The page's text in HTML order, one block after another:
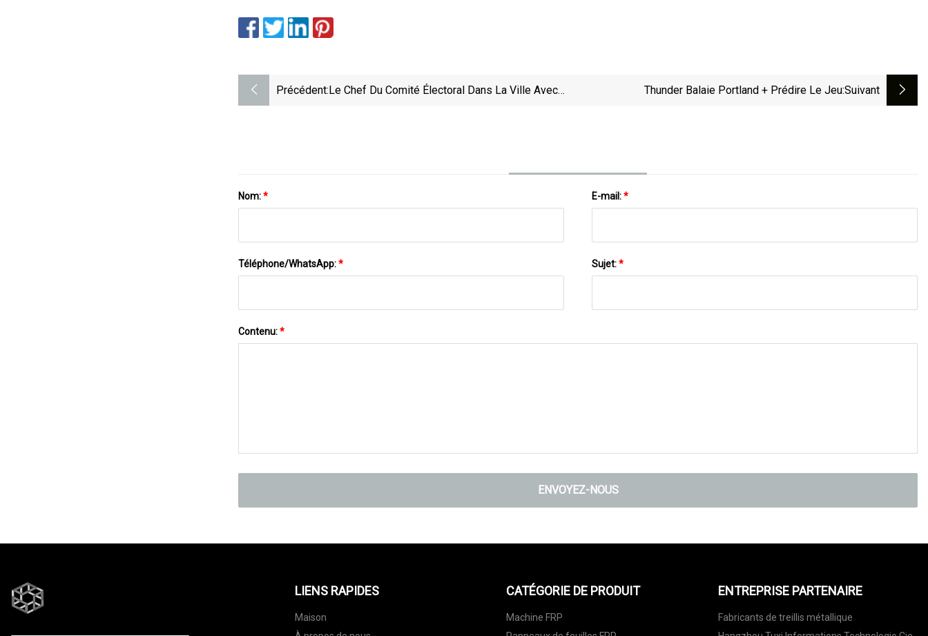
Précédent:Le Chef Du Comité Électoral Dans La Ville Avec
Thunder Balaie Portland + Prédire Le Jeu:suivant
Nom:* E-mail:*
Téléphone/WhatsApp:* Sujet:*
Contenu:*
ENVOYEZ-NOUS
LIENS RAPIDES
Maison
CATÉGORIE DE PRODUIT
Machine FRP
ENTREPRISE PARTENAIRE
Fabricants de treillis métallique